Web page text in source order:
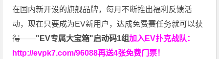
在国内新开设的旗舰品牌，每月不断推出福利反馈活
动，现在只要成为EV新用户，达成免费赛任务就可以获
得——"EV专属大宝箱"启动码1组加入EV扑克战队：
http://evpk7.com/96088再送4张免费门票！